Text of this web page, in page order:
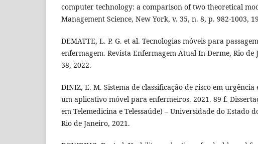
computer technology: a comparison of two theoretical
Management Science, New York, v. 35, n. 8, p. 982-1003,
DEMATTE, L. P. G. et al. Tecnologias móveis para
enfermagem. Revista Enfermagem Atual In Derme, Rio de
38, 2022.
DINIZ, E. M. Sistema de classificação de risco em urgência
um aplicativo móvel para enfermeiros. 2021. 89 f.
em Telemedicina e Telessaúde) – Universidade do Estado
Rio de Janeiro, 2021.